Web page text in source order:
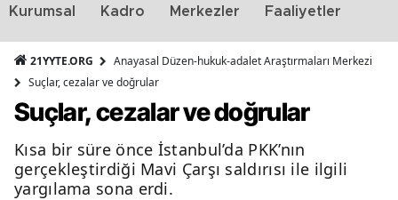
Kurumsal Kadro Merkezler Faaliyetler
21YYTE.ORG
Anayasal Düzen-hukuk-adalet Araştırmaları Merkezi
Suçlar, cezalar ve doğrular
Suçlar, cezalar ve doğrular
Kısa bir süre önce İstanbul’da PKK’nın
gerçekleştirdiği Mavi Çarşı saldırısı ile ilgili
yargılama sona erdi.